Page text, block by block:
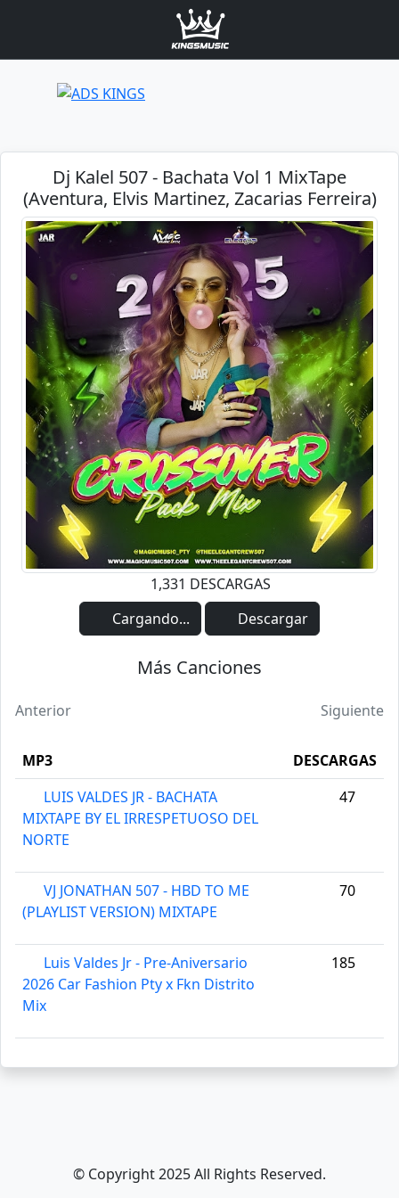
Dj Kalel 507 - Bachata Vol 1 MixTape
(Aventura, Elvis Martinez, Zacarias Ferreira)
1,331 DESCARGAS
Cargando...
Descargar
Más Canciones
Anterior Siguiente
MP3
DESCARGAS
LUIS VALDES JR - BACHATA
MIXTAPE BY EL IRRESPETUOSO DEL
NORTE
47
VJ JONATHAN 507 - HBD TO ME
(PLAYLIST VERSION) MIXTAPE
70
Luis Valdes Jr - Pre-Aniversario
2026 Car Fashion Pty x Fkn Distrito
Mix
185
© Copyright 2025 All Rights Reserved.